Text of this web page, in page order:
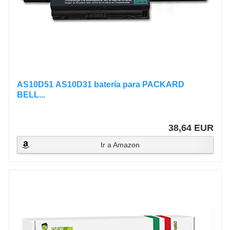
AS10D51 AS10D31 batería para PACKARD
BELL...
38,64 EUR
Ir a Amazon